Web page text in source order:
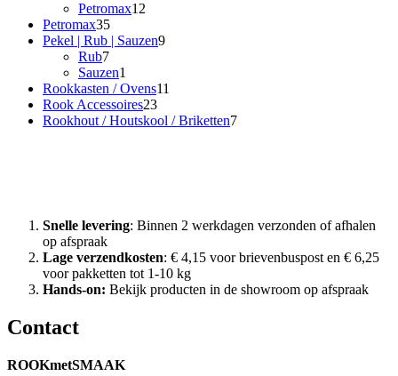
producten
Petromax12
Petromax3535
producten
Pekel | Rub | Sauzen99
Rub77
producten
Sauzen1
product
Rookkasten / Ovens11
Rook Accessoires2323
producten
Rookhout / Houtskool / Briketten77
Snelle levering: Binnen 2 werkdagen verzonden of afhalen
op afspraak
Lage verzendkosten: € 4,15 voor brievenbuspost en € 6,25
voor pakketten tot 1-10 kg
Hands-on: Bekijk producten in de showroom op afspraak
Contact
ROOKmetSMAAK